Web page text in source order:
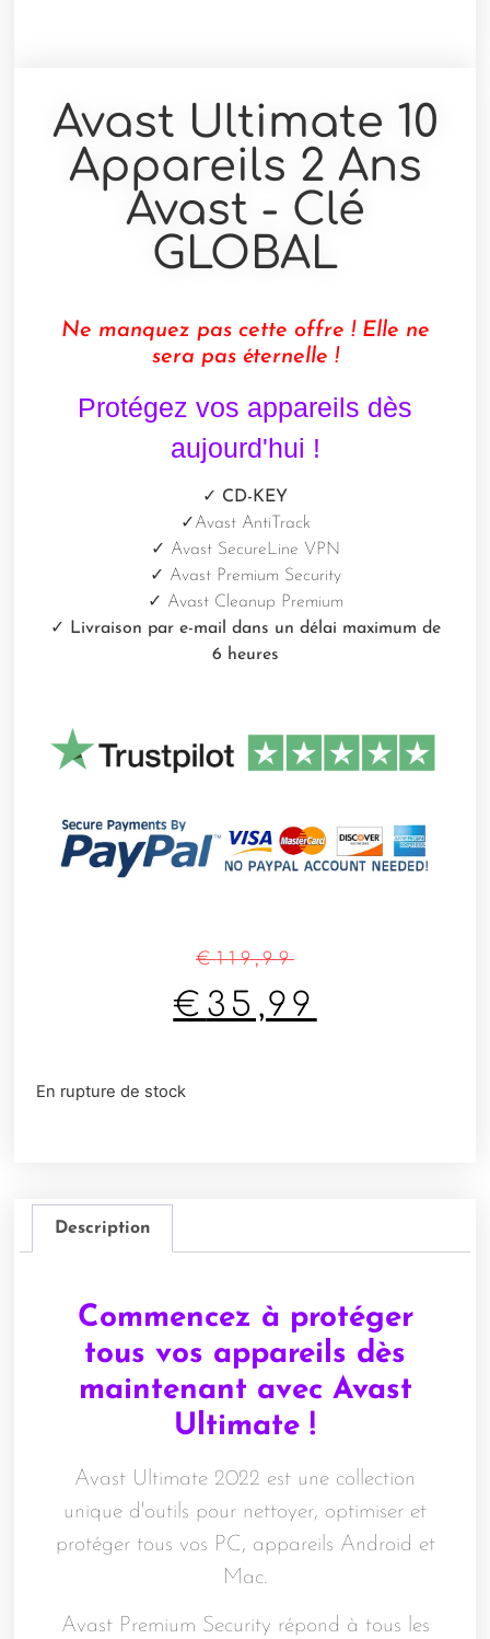
Avast Ultimate 10
Appareils 2 Ans
Avast - Clé
GLOBAL
Ne manquez pas cette offre ! Elle ne
sera pas éternelle !
Protégez vos appareils dès
aujourd'hui !
✓ CD-KEY
✓Avast AntiTrack
✓ Avast SecureLine VPN
✓ Avast Premium Security
✓ Avast Cleanup Premium
✓ Livraison par e-mail dans un délai maximum de
6 heures
€119,99
€ 35,99
En rupture de stock
Description
Commencez à protéger
tous vos appareils dès
maintenant avec Avast
Ultimate !
Avast Ultimate 2022 est une collection
unique d'outils pour nettoyer, optimiser et
protéger tous vos PC, appareils Android et
Mac.
Avast Premium Security répond à tous les